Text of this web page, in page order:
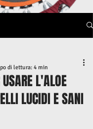
L'ALOE
LUCIDI E SANI
di lettura: 4 min